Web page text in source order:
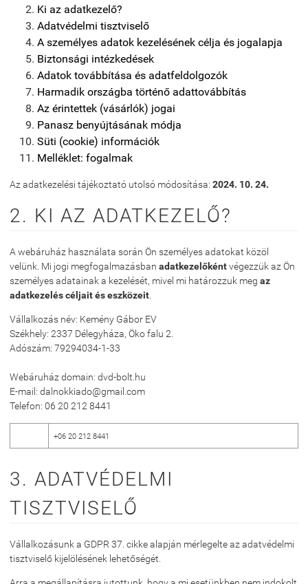
Ki az adatkezelő?
Adatvédelmi tisztviselő
A személyes adatok kezelésének célja és jogalapja
Biztonsági intézkedések
Adatok továbbítása és adatfeldolgozók
Harmadik országba történő adattovábbítás
Az érintettek (vásárlók) jogai
Panasz benyújtásának módja
Süti (cookie) információk
Melléklet: fogalmak
Az adatkezelési tájékoztató utolsó módosítása: 2024. 10. 24.
2. KI AZ ADATKEZELŐ?
A webáruház használata során Ön személyes adatokat közöl
velünk. Mi jogi megfogalmazásban adatkezelőkéntvégezzük az Ön
személyes adatainak a kezelését, mivel mi határozzuk meg az
adatkezelés céljait és eszközeit
Vállalkozás név: Kemény Gábor EV
Székhely: 2337 Délegyháza, Öko falu 2.
Adószám: 79294034-1-33
Webáruház domain: dvd-bolt.hu
E-mail: dalnokkiado@gmail.com
Telefon: 06 20 212 8441
+06 20 212 8441
3. ADATVÉDELMI
TISZTVISELŐ
Vállalkozásunk a GDPR 37. cikke alapján mérlegelte az adatvédelmi
tisztviselő kijelölésének lehetőségét.